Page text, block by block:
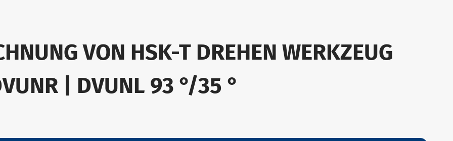
VON HSK-T DREHEN WERKZEUG
| DVUNL 93 °/35 °